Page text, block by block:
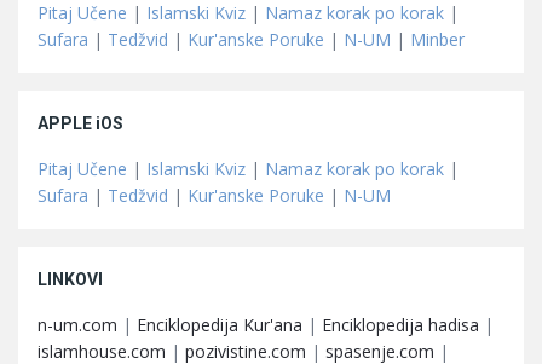
Pitaj Učene | Islamski Kviz | Namaz korak po korak |
Sufara | Tedžvid | Kur'anske Poruke | N-UM | Minber
APPLE iOS
Pitaj Učene | Islamski Kviz | Namaz korak po korak |
Sufara | Tedžvid | Kur'anske Poruke | N-UM
LINKOVI
n-um.com | Enciklopedija Kur'ana | Enciklopedija hadisa |
islamhouse.com | pozivistine.com | spasenje.com |